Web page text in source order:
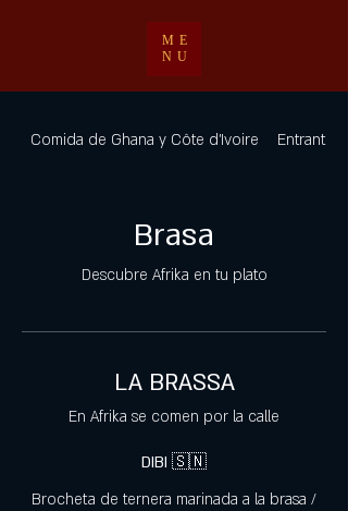
ME
NU
Comida de Ghana y Côte d'Ivoire Entrantes
Brasa
Descubre Afrika en tu plato
LA BRASSA
En Afrika se comen por la calle
DIBI 🇸🇳
Brocheta de ternera marinada a la brasa /